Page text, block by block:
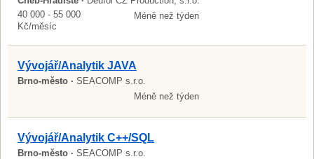
40 000 - 55 000
Kč/měsíc
Méně než týden
Vývojář/Analytik JAVA
Brno-město · SEACOMP s.r.o.
Méně než týden
Vývojář/Analytik C++/SQL
Brno-město · SEACOMP s.r.o.